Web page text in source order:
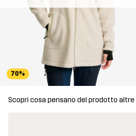
70%
Scopri cosa pensano del prodotto altre